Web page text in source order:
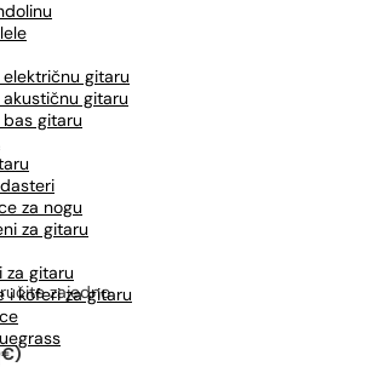
električnu gitaru
akustičnu gitaru
bas gitaru
za nogu
za gitaru
za gitaru
i koferi za gitaru
zajedno